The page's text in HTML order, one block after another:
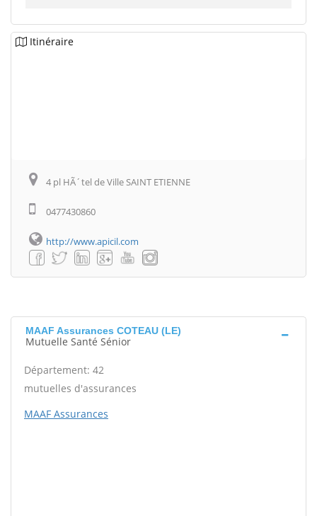
Itinéraire
4 pl HÃ´tel de Ville SAINT ETIENNE
0477430860
http://www.apicil.com
MAAF Assurances COTEAU (LE)
Mutuelle Santé Sénior
Département: 42
mutuelles d'assurances
MAAF Assurances